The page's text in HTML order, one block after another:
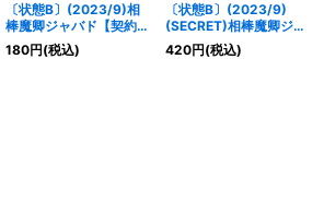
〔状態B〕(2023/9)相
棒魔卿ジャバド【契約
X】{SD65-CX01}
《紫》
180円(税込)
〔状態B〕(2023/9)
(SECRET)相棒魔卿ジャ
バド【契約X-SEC】
{SD65-CX01}《紫》
420円(税込)